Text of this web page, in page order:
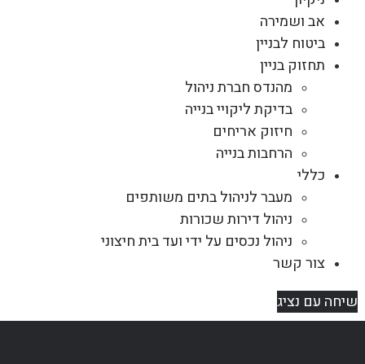
אב ושמירה
ביטוח לבניין
תחזוק בניין
מהנדס חברת ניהול
בדיקת ליקויי בנייה
חיזוק אריחים
הרחבות בנייה
כללי
מעבר לניהול בתים משותפים
ניהול דירות שכורות
ניהול נכסים על ידי ועד בית חיצוני
צור קשר
שיחה עם נציג